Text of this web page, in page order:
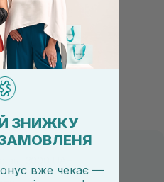
екстрактом юдзу
80₴
ЗНИЖКУ
вже чекає —